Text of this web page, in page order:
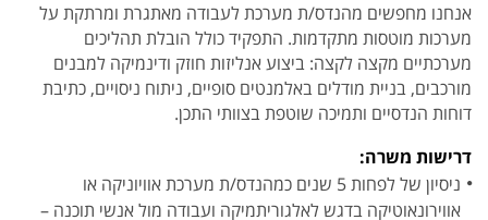
אנחנו מחפשים מהנדס/ת מערכת לעבודה מאתגרת ומרתקת על
מערכות מוטסות מתקדמות. התפקיד כולל הובלת תהליכים
מערכתיים מקצה לקצה: ביצוע אנליזות חוזק ודינמיקה למבנים
מורכבים, בניית מודלים באלמנטים סופיים, ניתוח ניסויים, כתיבת
דוחות הנדסיים ותמיכה שוטפת בצוותי התכן.
דרישות משרה:
ניסיון של לפחות 5 שנים כמהנדס/ת מערכת אוויוניקה או
אווירונאוטיקה בדגש לאלגוריתמיקה ועבודה מול אנשי תוכנה –